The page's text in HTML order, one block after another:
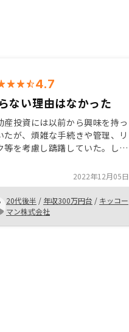
4.7
ない理由はなかった
産投資には以前から興味を持っ
たが、煩雑な手続きや管理、リ
等を考慮し躊躇していた。しか
用で資産運用ができること、サ
トが充実していること、担当者
スクに関する説明が分かりやす
たことから、始めない理由を見
る方が難しくなっていった。条
2022年12月05日
20代後半 / 年収300万円台 / キッコー
マン株式会社